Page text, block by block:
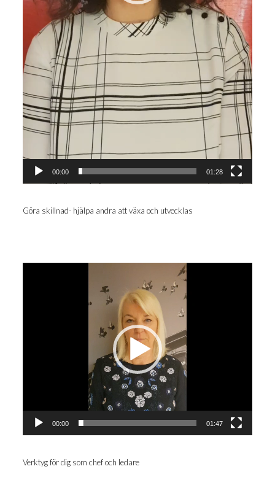
00:00 01:28
Göra skill­nad- hjäl­pa and­ra att växa och utvecklas
00:00 01:47
Verk­tyg för dig som chef och ledare